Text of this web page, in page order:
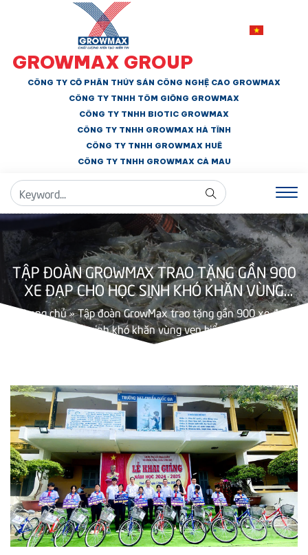
GROWMAX GROUP
CÔNG TY CỔ PHẦN THỦY SẢN CÔNG NGHỆ CAO GROWMAX
CÔNG TY TNHH TÔM GIỐNG GROWMAX
CÔNG TY TNHH BIOTIC GROWMAX
CÔNG TY TNHH GROWMAX HÀ TĨNH
CÔNG TY TNHH GROWMAX HUẾ
CÔNG TY TNHH GROWMAX CÀ MAU
TẬP ĐOÀN GROWMAX TRAO TẶNG GẦN 900
XE ĐẠP CHO HỌC SINH KHÓ KHĂN VÙNG
VEN BIỂN ĐBSCL
Trang chủ»Tập đoàn GrowMax trao tặng gần 900 xe đạp
cho học sinh khó khăn vùng ven biển ĐBSCL